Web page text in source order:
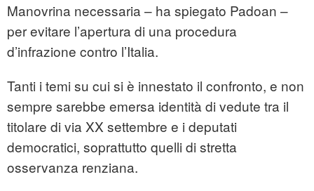
Manovrina necessaria – ha spiegato Padoan –
per evitare l’apertura di una procedura
d’infrazione contro l’Italia.
Tanti i temi su cui si è innestato il confronto, e non
sempre sarebbe emersa identità di vedute tra il
titolare di via XX settembre e i deputati
democratici, soprattutto quelli di stretta
osservanza renziana.